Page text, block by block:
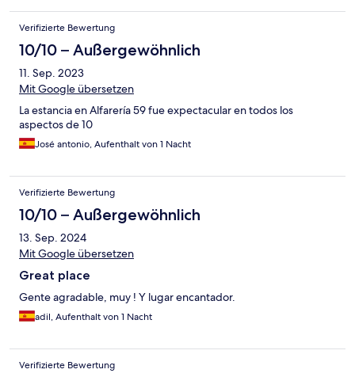
Verifizierte Bewertung
10/10 – Außergewöhnlich
11. Sep. 2023
Mit Google übersetzen
La estancia en Alfarería 59 fue expectacular en todos los
aspectos de 10
José antonio, Aufenthalt von 1 Nacht
Verifizierte Bewertung
10/10 – Außergewöhnlich
13. Sep. 2024
Mit Google übersetzen
Great place
Gente agradable, muy ! Y lugar encantador.
adil, Aufenthalt von 1 Nacht
Verifizierte Bewertung